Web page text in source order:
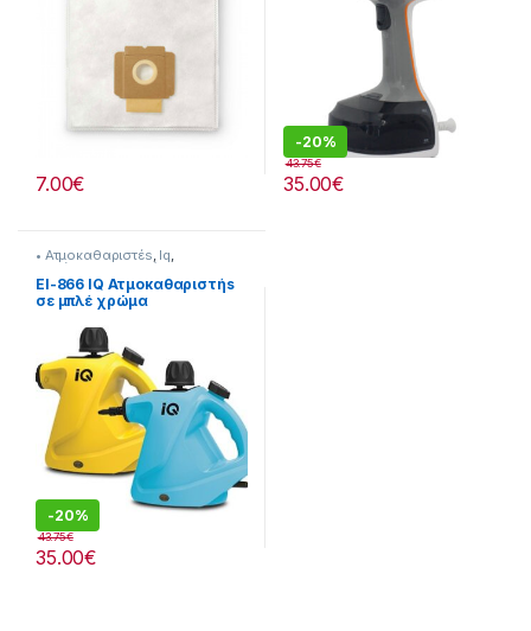
7.00€
-20%
35.00€
43.75€
• Ατμοκαθαριστέs Iq
Σκούπισμα & Καθάρισμα
EI-866 IQ Ατμοκαθαριστήs
σε μπλέ χρώμα
-20%
35.00€
43.75€